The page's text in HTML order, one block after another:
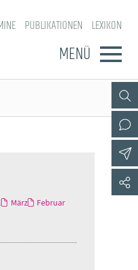
PUBLIKATIONEN LEXIKON
MENÜ
März
Februar